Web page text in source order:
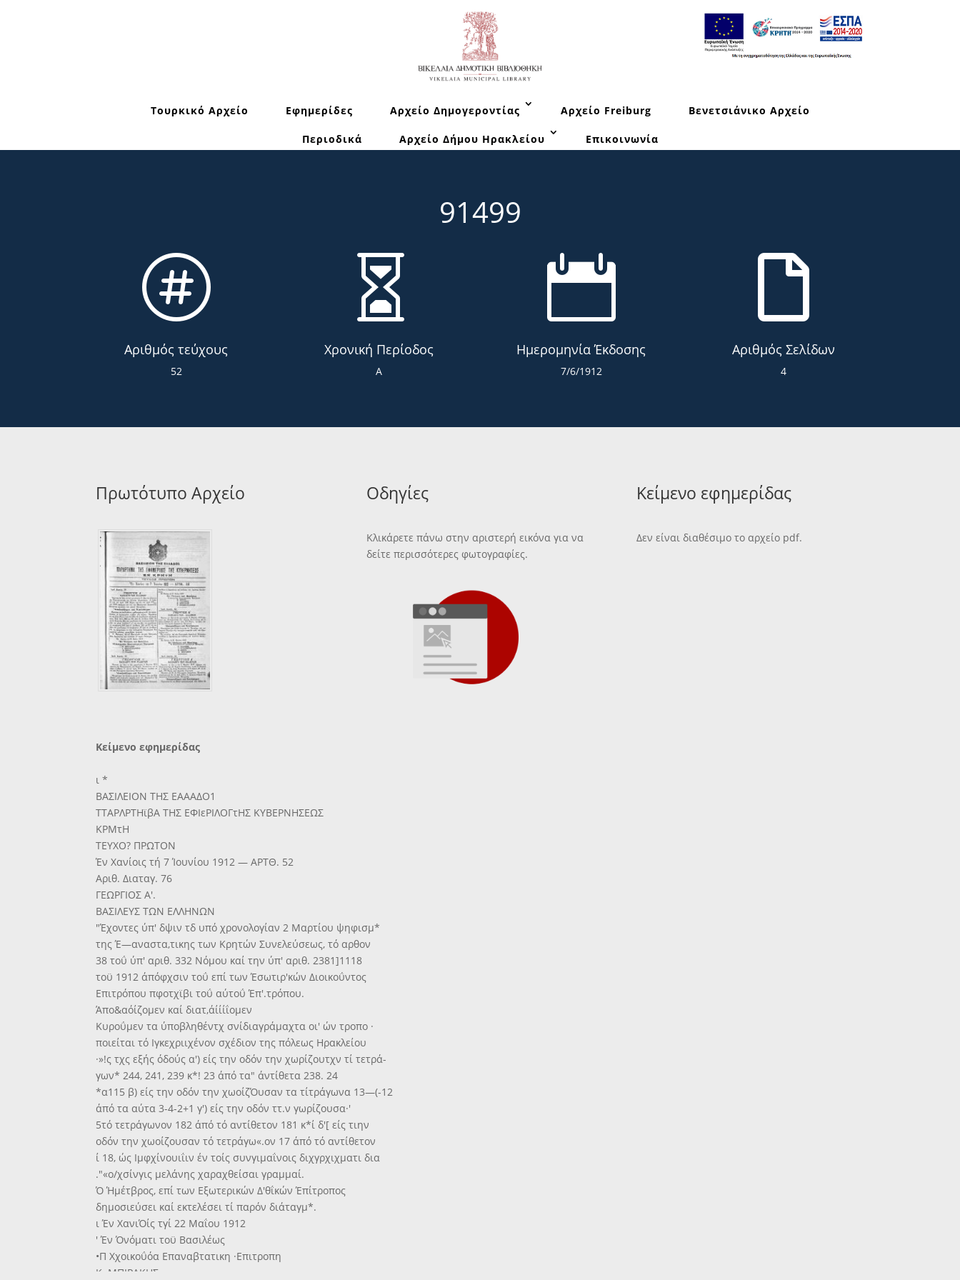
Τουρκικό Αρχείο Εφημερίδες Αρχείο Δημογεροντίας Αρχείο Freiburg Βενετσιάνικο Αρχείο
Περιοδικά Αρχείο Δήμου Ηρακλείου Επικοινωνία
91499

Αριθμός τεύχους
52

Χρονική Περίοδος
Α

Ημερομηνία Έκδοσης
7/6/1912

Αριθμός Σελίδων
4
Πρωτότυπο Αρχείο Οδηγίες
Κλικάρετε πάνω στην αριστερή εικόνα για να
δείτε περισσότερες φωτογραφίες.
Κείμενο εφημερίδας
Δεν είναι διαθέσιμο το αρχείο pdf.
Κείμενο εφημερίδας
ι *
ΒΑΣΙΛΕΙΟΝ ΤΗΣ ΕΑΑΑΔΟ1
ΤΤΑΡΛΡΤΗϊβΑ ΤΗΣ ΕΦΙεΡΙΛΟΓτΗΣ ΚΥΒΕΡΝΗΣΕΩΣ
ΚΡΜτΗ
ΤΕΥΧΟ? ΠΡΩΤΟΝ
Έν Χανίοις τή 7 Ίουνίου 1912 — ΑΡΤΘ. 52
Αριθ. Διαταγ. 76
ΓΕΩΡΓΙΟΣ Α'.
ΒΑΣΙΛΕΥΣ ΤΩΝ ΕΛΛΗΝΩΝ
"Έχοντες ύπ' δψιν τδ υπό χρονολογίαν 2 Μαρτίου ψηφισμ*
της Έ—αναστα,τικης των Κρητών Συνελεύσεως, τό αρθον
38 τοΰ ύπ' αριθ. 332 Νόμου καί την ύπ' αριθ. 2381]1118
τοϋ 1912 άπόφχσιν τοΰ επί των Έσωτιρ'κών Διοικοΰντος
Επιτρόπου πφοτχϊβι τοΰ αύτοΰ Έπ'.τρόπου.
Άπο&αόίζομεν καί διατ,άίίίΐομεν
Κυροΰμεν τα ύποβληθέντχ σνίδιαγράμαχτα οι' ών τροπο ·
ποιείται τό Ιγκεχριιχένον σχέδιον της πόλεως Ηρακλείου
·»!ς τχς εξής όδούς α') είς την οδόν την χωρίζουτχν τί τετρά-
γων* 244, 241, 239 κ*! 23 άπό τα" άντίθετα 238. 24
*α115 β) είς την οδόν την χωοίζΌυσαν τα τίτράγωνα 13—(-12
άπό τα αύτα 3-4-2+1 γ') είς την οδόν ττ.ν γωρίζουσα·'
5τό τετράγωνον 182 άπό τό αντίθετον 181 κ*ί δ'[ είς τιην
οδόν την χωοίζουσαν τό τετράγω«.ον 17 άπό τό αντίθετον
ί 18, ώς Ιμφχίνουιΐιν έν τοίς συνγιμαΐνοις διχγρχιχματι δια
."«ο/χσίνγις μελάνης χαραχθείσαι γραμμαί.
Ό Ήμέτβρος, επί των Εξωτερικών Δ'θΐκών Έπίτροπος
δημοσιεύσει καί εκτελέσει τί παρόν διάταγμ*.
ι Έν ΧανιΌίς τγί 22 Μαΐου 1912
' Έν Όνόματι τοϋ Βασιλέως
•Π Χχοικοΰόα Επαναβτατικη ·Επιτροπη
Κ. ΜΠΙΡΑΚΗΣ